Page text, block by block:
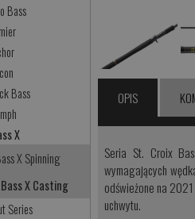
Bass
Bass
X
X Spinning
X Casting
Series
OPIS
Seria St. Croix
wymagających
odświeżone na
uchwytu.